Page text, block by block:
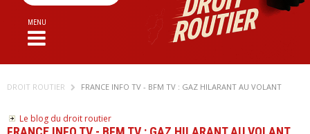
MENU
DROIT ROUTIER FRANCE INFO TV - BFM TV : GAZ HILARANT AU VOLANT
Le blog du droit routier